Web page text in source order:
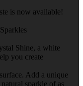
is now available!
Shine, a white
you create
Add a unique
sparkle of as